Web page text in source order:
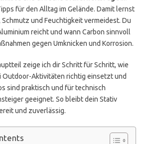
für den Alltag im Gelände. Damit lernst
Schmutz und Feuchtigkeit vermeidest. Du
reicht und wann Carbon sinnvoll
gegen Umknicken und Korrosion.
zeige ich dir Schritt für Schritt, wie
Outdoor-Aktivitäten richtig einsetzt und
sind praktisch und für technisch
geeignet. So bleibt dein Stativ
und zuverlässig.